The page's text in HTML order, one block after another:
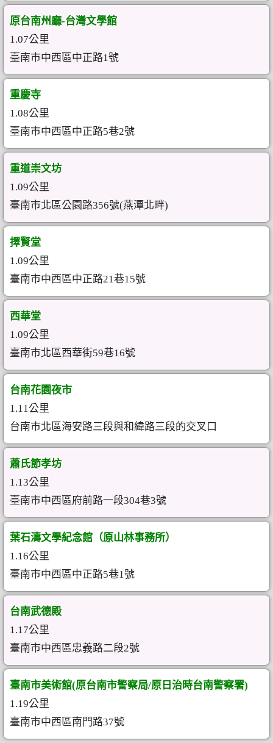
原台南州廳-台灣文學館
1.07公里
臺南市中西區中正路1號
重慶寺
1.08公里
臺南市中西區中正路5巷2號
重道崇文坊
1.09公里
臺南市北區公園路356號(燕潭北畔)
擇賢堂
1.09公里
臺南市中西區中正路21巷15號
西華堂
1.09公里
臺南市北區西華街59巷16號
台南花園夜市
1.11公里
台南市北區海安路三段與和緯路三段的交叉口
蕭氏節孝坊
1.13公里
臺南市中西區府前路一段304巷3號
葉石濤文學紀念館（原山林事務所）
1.16公里
臺南市中西區中正路5巷1號
台南武德殿
1.17公里
臺南市中西區忠義路二段2號
臺南市美術館(原台南市警察局/原日治時台南警察署)
1.19公里
臺南市中西區南門路37號